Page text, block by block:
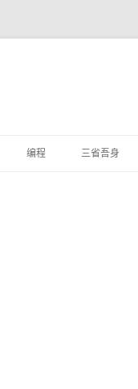
编程 三省吾身